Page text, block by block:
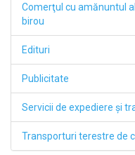
Comerţul cu amănuntul
birou
Edituri
Publicitate
Servicii de expediere şi
Transporturi terestre de